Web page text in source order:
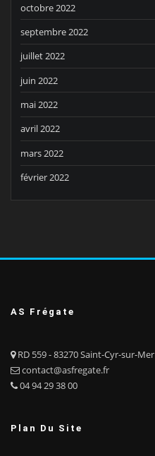
octobre 2022
septembre 2022
juillet 2022
juin 2022
mai 2022
avril 2022
mars 2022
février 2022
AS Frégate
RD 559 - 83270 Saint-Cyr-sur-Mer
contact@asfregate.fr
04 94 29 38 00
Plan Du Site